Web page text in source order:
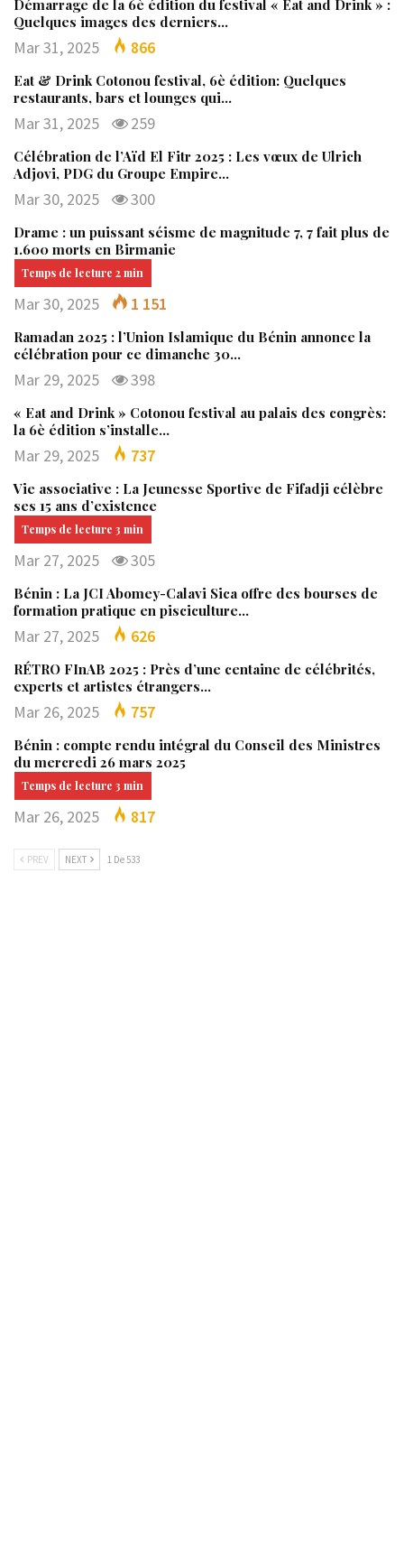
Démarrage de la 6è édition du festival « Eat and Drink » :
Quelques images des derniers…
Mar 31, 2025 866
Eat & Drink Cotonou festival, 6è édition: Quelques
restaurants, bars et lounges qui…
Mar 31, 2025 259
Célébration de l’Aïd El Fitr 2025 : Les vœux de Ulrich
Adjovi, PDG du Groupe Empire…
Mar 30, 2025 300
Drame : un puissant séisme de magnitude 7, 7 fait plus de
1.600 morts en Birmanie
Mar 30, 2025 1 151
Ramadan 2025 : l’Union Islamique du Bénin annonce la
célébration pour ce dimanche 30…
Mar 29, 2025 398
« Eat and Drink » Cotonou festival au palais des congrès:
la 6è édition s’installe…
Mar 29, 2025 737
Vie associative : La Jeunesse Sportive de Fifadji célèbre
ses 15 ans d’existence
Mar 27, 2025 305
Bénin : La JCI Abomey-Calavi Sica offre des bourses de
formation pratique en pisciculture…
Mar 27, 2025 626
RÉTRO FInAB 2025 : Près d’une centaine de célébrités,
experts et artistes étrangers…
Mar 26, 2025 757
Bénin : compte rendu intégral du Conseil des Ministres
du mercredi 26 mars 2025
Mar 26, 2025 817
PREV NEXT 1 De 533